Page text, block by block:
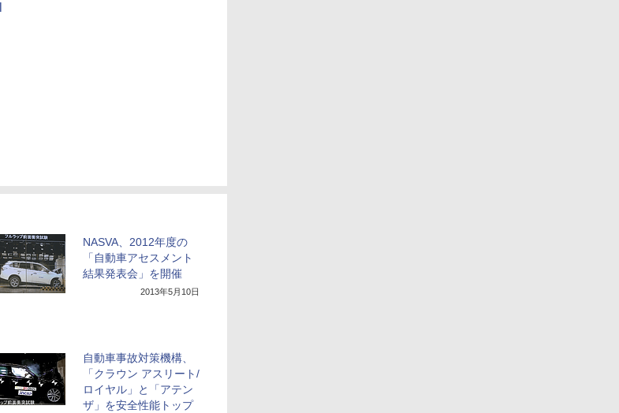
NASVA、2012年度の
「自動車アセスメント
結果発表会」を開催
2013年5月10日
自動車事故対策機構、
「クラウン アスリート/
ロイヤル」と「アテン
ザ」を安全性能トップ